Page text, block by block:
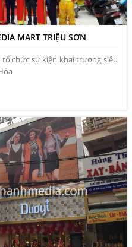
MART TRIỆU SƠN
tổ chức sự kiện khai trương siêu